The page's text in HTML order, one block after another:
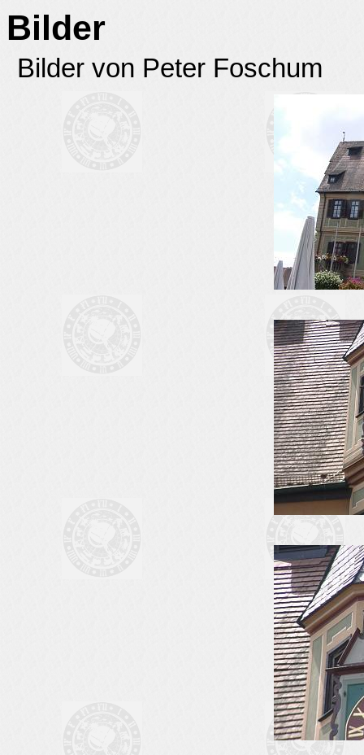
Bilder
Bilder von Peter Foschum